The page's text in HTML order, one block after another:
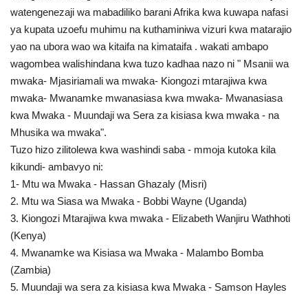
Nyaraka
Washiriki
Video
Maonyesho
Wadhamini
Language
English
French
watengenezaji wa mabadiliko barani Afrika kwa kuwapa nafasi
ya kupata uzoefu muhimu na kuthaminiwa vizuri kwa matarajio
yao na ubora wao wa kitaifa na kimataifa . wakati ambapo
wagombea walishindana kwa tuzo kadhaa nazo ni " Msanii wa
mwaka- Mjasiriamali wa mwaka- Kiongozi mtarajiwa kwa
mwaka- Mwanamke mwanasiasa kwa mwaka- Mwanasiasa
kwa Mwaka - Muundaji wa Sera za kisiasa kwa mwaka - na
Mhusika wa mwaka".
Tuzo hizo zilitolewa kwa washindi saba - mmoja kutoka kila
kikundi- ambavyo ni:
1- Mtu wa Mwaka - Hassan Ghazaly (Misri)
2. Mtu wa Siasa wa Mwaka - Bobbi Wayne (Uganda)
3. Kiongozi Mtarajiwa kwa mwaka - Elizabeth Wanjiru Wathhoti
(Kenya)
4. Mwanamke wa Kisiasa wa Mwaka - Malambo Bomba
(Zambia)
5. Muundaji wa sera za kisiasa kwa Mwaka - Samson Hayles